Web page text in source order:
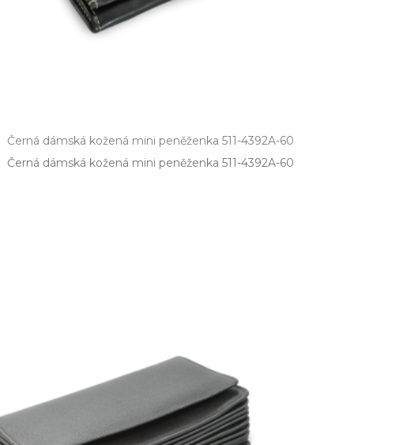
Černá dámská kožená mini peněženka 511-4392A-60
Černá dámská kožená mini peněženka 511­-4392A­-60